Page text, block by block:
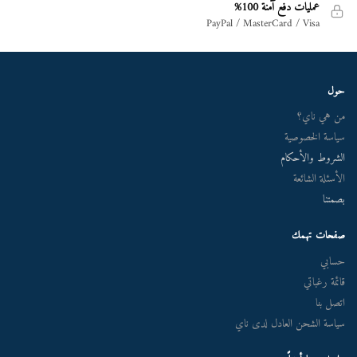
عمليات دفع آمنة 100%
PayPal / MasterCard / Visa
حول
من هي ناي؟
سياسة الخصوصية
الشروط والأحكام
الأسئلة الشائعة
بصمتنا
صفحات تهمك
حسابي
قائمة رغباتي
اتصل بنا
سياسة الشحن العادل لدى ناي